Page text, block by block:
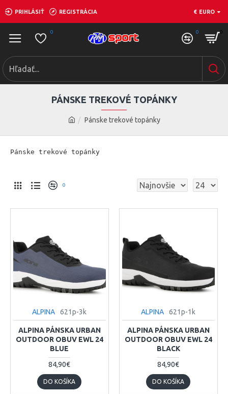
PRIHLÁSIŤ REGISTRÁCIA € EURO
0 0 0
Pánske trekové topánky
PÁNSKE TREKOVÉ TOPÁNKY
Pánske trekové topánky
0
ALPINA 621p-3k
ALPINA PÁNSKA URBAN
OUTDOOR OBUV EWL 24
BLUE
84,90€
DO KOŠÍKA
ALPINA 621p-1k
ALPINA PÁNSKA URBAN
OUTDOOR OBUV EWL 24
BLACK
84,90€
DO KOŠÍKA